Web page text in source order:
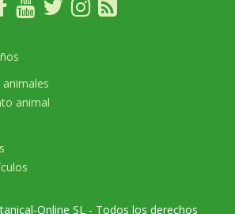
animal
Online SL - Todos los derechos